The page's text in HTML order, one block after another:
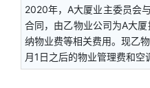
2020年，A大厦业主委员会
合同，由乙物业公司为A大
纳物业费等相关费用。现乙
月1日之后的物业管理费和